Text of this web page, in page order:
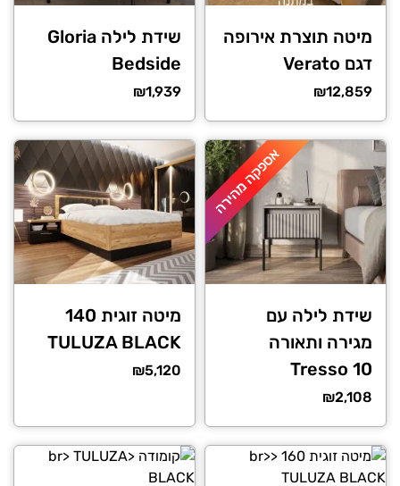
מיטה תוצרת אירופה
דגם Verato
₪12,859
שידת לילה Gloria
Bedside
₪1,939
אספקה מהירה
שידת לילה עם
מגירה ותאורה
Tresso 10
₪2,108
מיטה זוגית 140
TULUZA BLACK
₪5,120